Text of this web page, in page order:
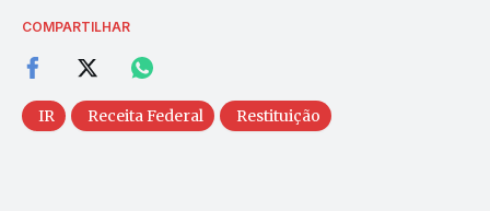
COMPARTILHAR
IR Receita Federal Restituição